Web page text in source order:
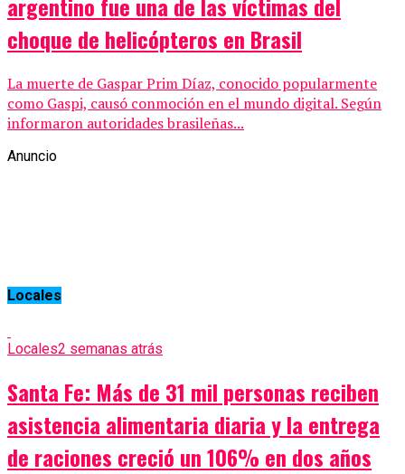
choque de helicópteros en Brasil
La muerte de Gaspar Prim Díaz, conocido popularmente
como Gaspi, causó conmoción en el mundo digital. Según
informaron autoridades brasileñas...
Anuncio
Locales
Locales2 semanas atrás
Santa Fe: Más de 31 mil personas reciben
asistencia alimentaria diaria y la entrega
de raciones creció un 106% en dos años